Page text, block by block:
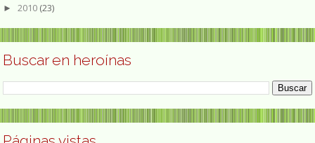
► 2010 (23)
Buscar en heroínas